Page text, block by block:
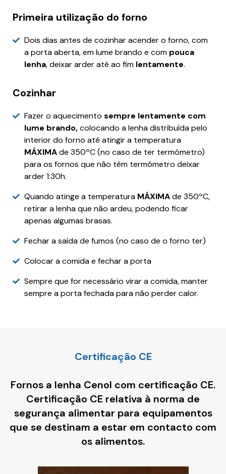
Primeira utilização do forno
Dois dias antes de cozinhar acender o forno, com
a porta aberta, em lume brando e com pouca
lenha, deixar arder até ao fim lentamente.
Cozinhar
Fazer o aquecimento sempre lentamente com
lume brando,colocando a lenha distribuída pelo
interior do forno até atingir a temperatura
MÁXIMAde 350ºC (no caso de ter termómetro)
para os fornos que não têm termómetro deixar
arder 1:30h.
Quando atinge a temperatura MÁXIMAde 350ºC,
retirar a lenha que não ardeu, podendo ficar
apenas algumas brasas.
Fechar a saída de fumos (no caso de o forno ter)
Colocar a comida e fechar a porta
Sempre que for necessário virar a comida, manter
sempre a porta fechada para não perder calor.
Certificação CE
Fornos a lenha Cenol com certificação CE.
Certificação CE relativa à norma de
segurança alimentar para equipamentos
que se destinam a estar em contacto com
os alimentos.